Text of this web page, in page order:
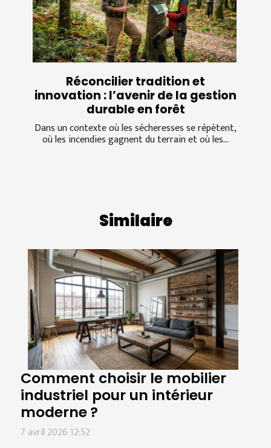
Réconcilier tradition et
innovation : l’avenir de la gestion
durable en forêt
Dans un contexte où les sécheresses se répètent,
où les incendies gagnent du terrain et où les...
Similaire
Comment choisir le mobilier
industriel pour un intérieur
moderne ?
7 avril 2026 12:52